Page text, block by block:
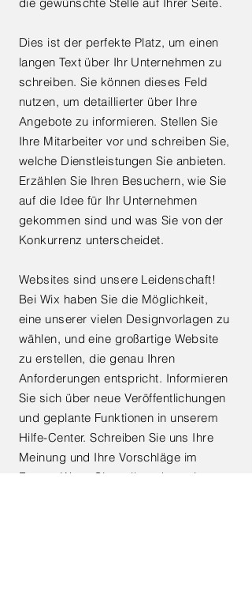
Dies ist der perfekte Platz, um einen
langen Text über Ihr Unternehmen zu
schreiben. Sie können dieses Feld
nutzen, um detaillierter über Ihre
Angebote zu informieren. Stellen Sie
Ihre Mitarbeiter vor und schreiben Sie,
welche Dienstleistungen Sie anbieten.
Erzählen Sie Ihren Besuchern, wie Sie
auf die Idee für Ihr Unternehmen
gekommen sind und was Sie von der
Konkurrenz unterscheidet.
Websites sind unsere Leidenschaft!
Bei Wix haben Sie die Möglichkeit,
eine unserer vielen Designvorlagen zu
wählen, und eine großartige Website
zu erstellen, die genau Ihren
Anforderungen entspricht. Informieren
Sie sich über neue Veröffentlichungen
und geplante Funktionen in unserem
Hilfe-Center. Schreiben Sie uns Ihre
Meinung und Ihre Vorschläge im
Forum. Wenn Sie wollen, dass ein